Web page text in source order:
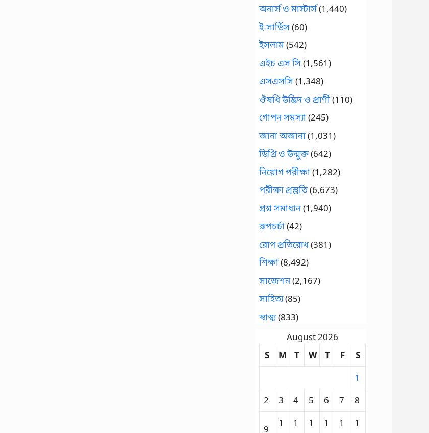
অনার্স ও মাস্টার্স(1,440)
ই-সার্ভিস(60)
ইসলাম(542)
এইচ এস সি(1,561)
এসএসসি(1,348)
ঔষধি উদ্ভিদ ও প্রাণী(110)
গোপন সমস্যা(245)
জানা অজানা(1,031)
ডিগ্রি ও উন্মুক্ত(642)
নিয়োগ পরীক্ষা(1,282)
পরীক্ষা প্রস্তুতি(6,673)
প্রশ্ন সমাধান(1,940)
রূপচর্চা(42)
রোগ প্রতিরোধ(381)
শিক্ষা(8,492)
সাজেশন(2,167)
সাহিত্য(85)
স্বাস্থ্য(833)
August 2026
S
M T W T F
S
1
2
3 4 5 6 7 8
9
1
1
1
1
1
1